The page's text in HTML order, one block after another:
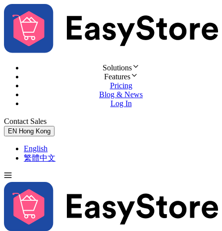
Solutions
Features
Pricing
Blog & News
Log In
Contact Sales
EN Hong Kong
English
繁體中文